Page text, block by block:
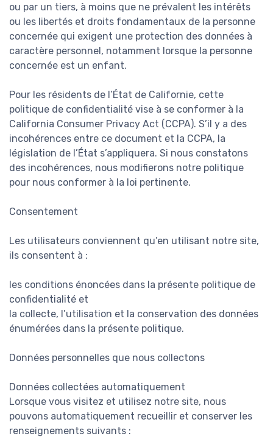
ou par un tiers, à moins que ne prévalent les intérêts
ou les libertés et droits fondamentaux de la personne
concernée qui exigent une protection des données à
caractère personnel, notamment lorsque la personne
concernée est un enfant.
Pour les résidents de l’État de Californie, cette
politique de confidentialité vise à se conformer à la
California Consumer Privacy Act (CCPA). S’il y a des
incohérences entre ce document et la CCPA, la
législation de l’État s’appliquera. Si nous constatons
des incohérences, nous modifierons notre politique
pour nous conformer à la loi pertinente.
Consentement
Les utilisateurs conviennent qu’en utilisant notre site,
ils consentent à :
les conditions énoncées dans la présente politique de
confidentialité et
la collecte, l’utilisation et la conservation des données
énumérées dans la présente politique.
Données personnelles que nous collectons
Données collectées automatiquement
Lorsque vous visitez et utilisez notre site, nous
pouvons automatiquement recueillir et conserver les
renseignements suivants :